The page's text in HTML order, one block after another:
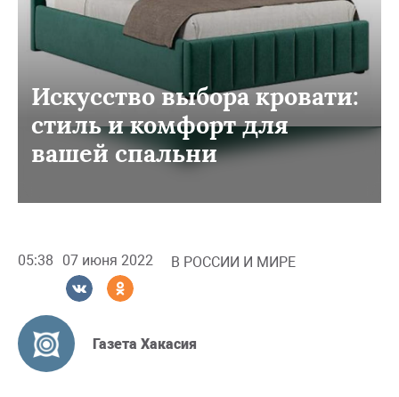
Искусство выбора кровати:
стиль и комфорт для
вашей спальни
05:38 07 июня 2022 В РОССИИ И МИРЕ
Газета Хакасия